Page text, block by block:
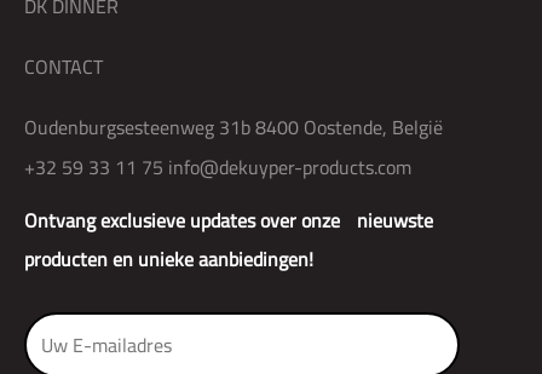
Ontvang exclusieve updates over onze nieuwste
producten en unieke aanbiedingen!
CONTACT
Oudenburgsesteenweg 31b 8400 Oostende, België
+32 59 33 11 75 info@dekuyper-products.com